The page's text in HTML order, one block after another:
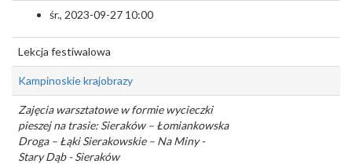
śr., 2023-09-27 10:00
Lekcja festiwalowa
Kampinoskie krajobrazy
Zajęcia warsztatowe w formie wycieczki
pieszej na trasie: Sieraków – Łomiankowska
Droga – Łąki Sierakowskie – Na Miny -
Stary Dąb - Sieraków